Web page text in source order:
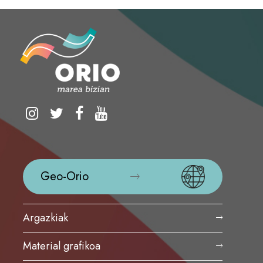
Geo-Orio
Argazkiak
Material grafikoa